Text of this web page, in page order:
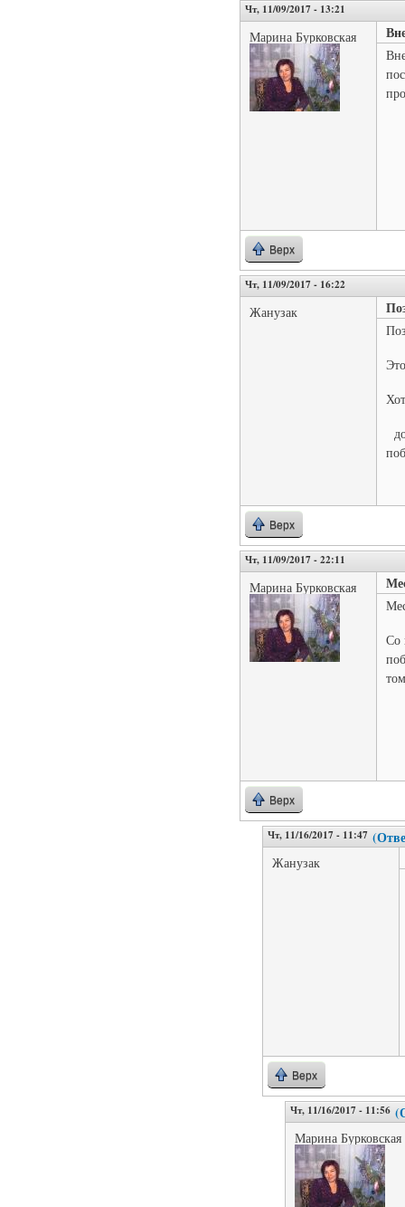
Чт, 11/09/2017 - 13:21
Марина Бурковская
Верх
Чт, 11/09/2017 - 16:22
Жанузак
Верх
Чт, 11/09/2017 - 22:11
Марина Бурковская
Со
Верх
Чт, 11/16/2017 - 11:47
Жанузак
Верх
Чт, 11/16/2017 - 11:56
Марина Бурковская